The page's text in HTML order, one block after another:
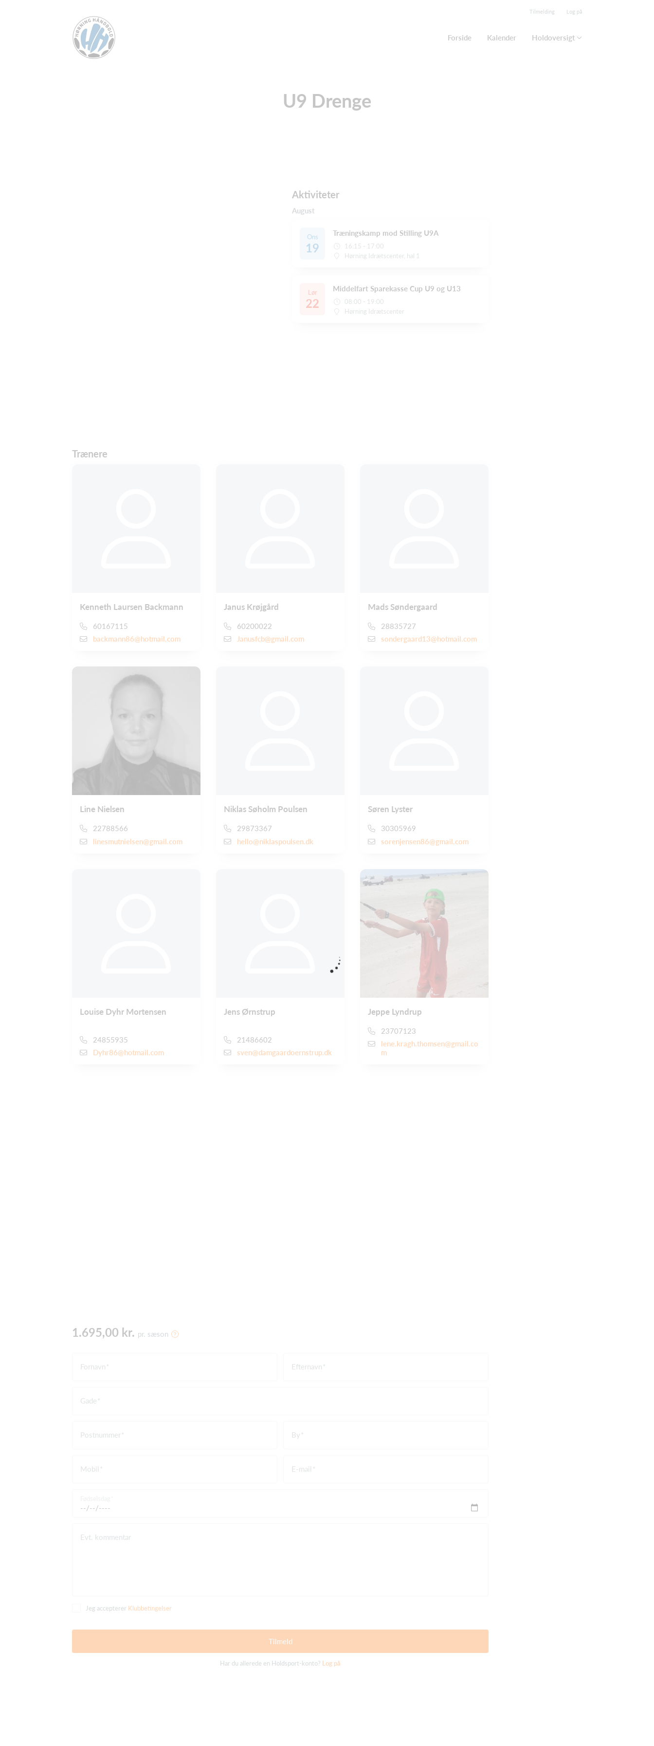
Tilmelding Log på
Forside Kalender Holdoversigt
U9 Drenge
Aktiviteter
August
Ons
19
Træningskamp mod Stilling U9A
16:15 - 17:00
Hørning Idrætscenter, hal 1
Lør
22
Middelfart Sparekasse Cup U9 og U13
08:00 - 19:00
Hørning Idrætscenter
Trænere
Kenneth Laursen Backmann
60167115
backmann86@hotmail.com
Janus Krøjgård
60200022
Janusfcb@gmail.com
Mads Søndergaard
28835727
sondergaard13@hotmail.com
Line Nielsen
22788566
linesmutnielsen@gmail.com
Niklas Søholm Poulsen
29873367
hello@niklaspoulsen.dk
Søren Lyster
30305969
sorenjensen86@gmail.com
Louise Dyhr Mortensen
24855935
Dyhr86@hotmail.com
Jens Ørnstrup
21486602
sven@damgaardoernstrup.dk
Jeppe Lyndrup
23707123
lene.kragh.thomsen@gmail.co
m
1.695,00 kr. pr. sæson
Fornavn Efternavn
Gade
Postnummer By
Mobil E-mail
Evt. kommentar
Jeg accepterer Klubbetingelser
Tilmeld
Har du allerede en Holdsport-konto? Log på